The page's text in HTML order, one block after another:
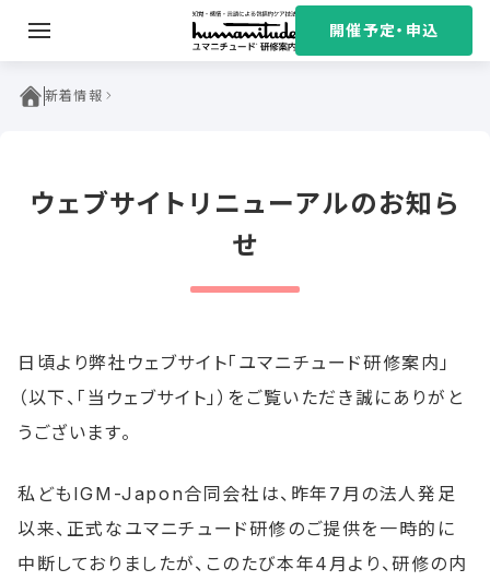
開催予定・申込
新着情報
ウェブサイトリニューアルのお知ら
せ
日頃より弊社ウェブサイト「ユマニチュード研修案内」
（以下、「当ウェブサイト」）をご覧いただき誠にありがと
うございます。
私どもIGM-Japon合同会社は、昨年7月の法人発足
以来、正式なユマニチュード研修のご提供を一時的に
中断しておりましたが、このたび本年4月より、研修の内